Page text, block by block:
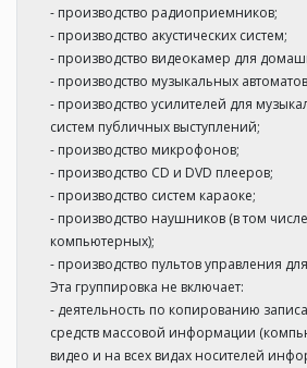
- производство радиоприемников;
- производство акустических систем;
- производство видеокамер для
- производство музыкальных
- производство усилителей для
систем публичных выступлений;
- производство микрофонов;
- производство CD и DVD плееров;
- производство систем караоке;
- производство наушников (в том
компьютерных);
- производство пультов управления
Эта группировка не включает:
- деятельность по копированию
средств массовой информации
видео и на всех видах носителей